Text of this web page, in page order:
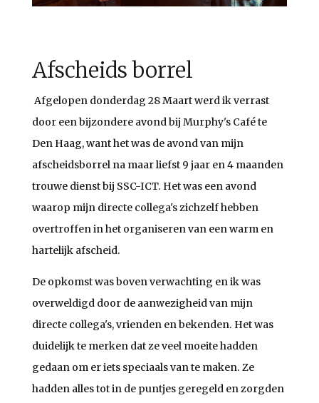
Afscheids borrel
Afgelopen donderdag 28 Maart werd ik verrast
door een bijzondere avond bij Murphy's Café te
Den Haag, want het was de avond van mijn
afscheidsborrel na maar liefst 9 jaar en 4 maanden
trouwe dienst bij SSC-ICT. Het was een avond
waarop mijn directe collega's zichzelf hebben
overtroffen in het organiseren van een warm en
hartelijk afscheid.
De opkomst was boven verwachting en ik was
overweldigd door de aanwezigheid van mijn
directe collega's, vrienden en bekenden. Het was
duidelijk te merken dat ze veel moeite hadden
gedaan om er iets speciaals van te maken. Ze
hadden alles tot in de puntjes geregeld en zorgden